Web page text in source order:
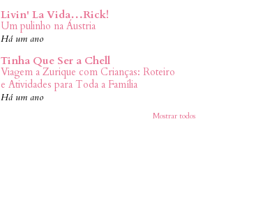
Livin' La Vida…Rick!
Um pulinho na Áustria
Há um ano
Tinha Que Ser a Chell
Viagem a Zurique com Crianças: Roteiro
e Atividades para Toda a Família
Há um ano
Mostrar todos